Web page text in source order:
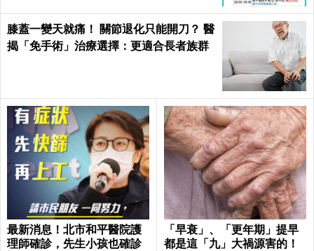
膝蓋一變天就痛！ 關節退化只能開刀？ 醫
揭「免手術」治療選擇：更適合長者族群
最新消息！北市和平醫院護
理師確診，先生小孩也確診
「早衰」、「更年期」提早
都是這「九」大禍源害的！